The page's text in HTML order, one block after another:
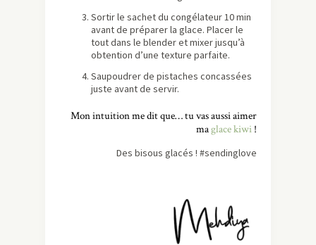
Sortir le sachet du congélateur 10 min
avant de préparer la glace. Placer le
tout dans le blender et mixer jusqu’à
obtention d’une texture parfaite.
Saupoudrer de pistaches concassées
juste avant de servir.
Mon intuition me dit que… tu vas aussi aimer
maglace kiwi !
Des bisous glacés ! #sendinglove